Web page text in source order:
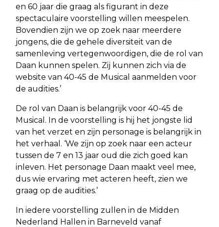
en 60 jaar die graag als figurant in deze
spectaculaire voorstelling willen meespelen.
Bovendien zijn we op zoek naar meerdere
jongens, die de gehele diversiteit van de
samenleving vertegenwoordigen, die de rol van
Daan kunnen spelen. Zij kunnen zich via de
website van 40-45 de Musical aanmelden voor
de audities.’
De rol van Daan is belangrijk voor 40-45 de
Musical. In de voorstelling is hij het jongste lid
van het verzet en zijn personage is belangrijk in
het verhaal. ‘We zijn op zoek naar een acteur
tussen de 7 en 13 jaar oud die zich goed kan
inleven. Het personage Daan maakt veel mee,
dus wie ervaring met acteren heeft, zien we
graag op de audities.’
In iedere voorstelling zullen in de Midden
Nederland Hallen in Barneveld vanaf